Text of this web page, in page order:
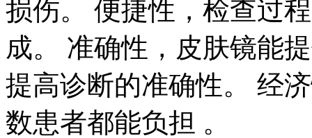
损伤。 便捷性，检查过
成。 准确性，皮肤镜能
提高诊断的准确性。 经
数患者都能负担 。